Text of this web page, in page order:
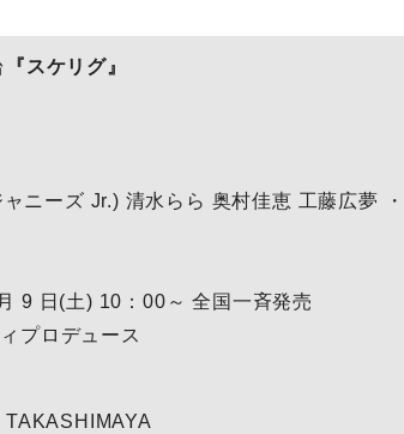
『スケリグ』
ニーズ Jr.) 清水らら 奥村佳恵 工藤広夢
9 日(土) 10：00～ 全国一斉発売
プロデュース